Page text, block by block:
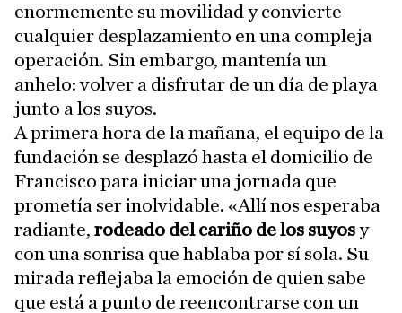
enormemente su movilidad y convierte
cualquier desplazamiento en una compleja
operación. Sin embargo, mantenía un
anhelo: volver a disfrutar de un día de playa
junto a los suyos.
A primera hora de la mañana, el equipo de la
fundación se desplazó hasta el domicilio de
Francisco para iniciar una jornada que
prometía ser inolvidable. «Allí nos esperaba
radiante, rodeado del cariño de los suyosy
con una sonrisa que hablaba por sí sola. Su
mirada reflejaba la emoción de quien sabe
que está a punto de reencontrarse con un